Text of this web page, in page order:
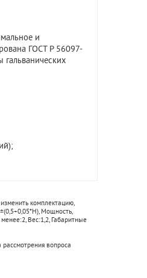
и
ГОСТ Р 56097-
комплектацию,
±(0,5+0,05*H), Мощность,
менее:2, Вес:1,2, Габаритные
вопроса